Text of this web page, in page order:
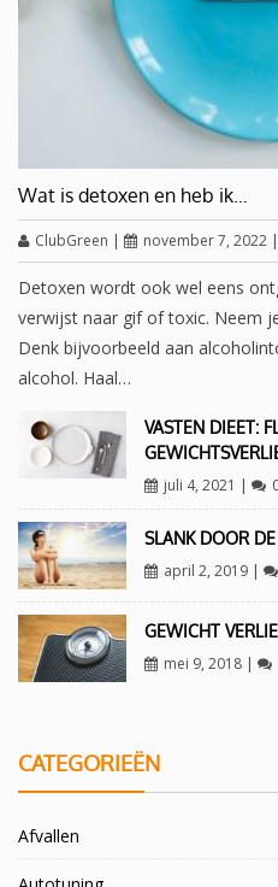
Wat is detoxen en heb ik…
ClubGreen | november 7, 2022 |
Detoxen wordt ook wel eens
verwijst naar gif of toxic. Neem
Denk bijvoorbeeld aan
alcohol. Haal…
VASTEN DIEET:
juli 4, 2021 |
SLANK DOOR
april 2, 2019|
GEWICHT
mei 9, 2018|
CATEGORIEËN
Afvallen